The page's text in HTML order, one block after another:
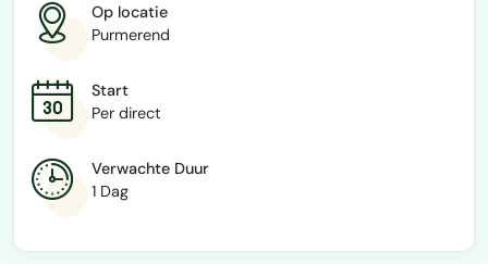
Op locatie
Purmerend
Start
Per direct
Verwachte Duur
1 Dag